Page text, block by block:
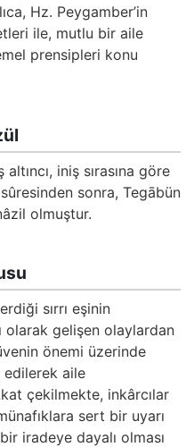
Hz. Peygamber’in
ile, mutlu bir aile
prensipleri konu
iniş sırasına göre
sonra, Tegābün
olmuştur.
sırrı eşinin
olarak gelişen olaylardan
önemi üzerinde
aile
çekilmekte, inkârcılar
sert bir uyarı
iradeye dayalı olması